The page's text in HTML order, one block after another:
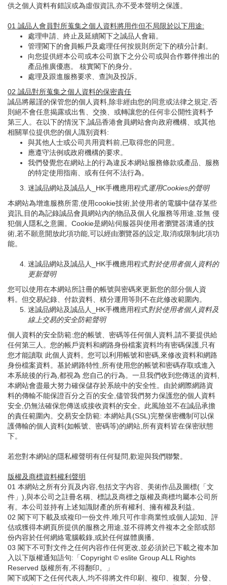
供之個人資料有錯誤或為虛假資訊,亦不受本聲明之保護。
01 誠品人會員對所蒐集之個人資料將用作但不局限於以下用途:
處理申請、終止及延續閣下之誠品人會籍。
管理閣下的會員帳戶及處理任何按規則所定下的積分計劃。
向您提供經本公司或本公司旗下之分公司或與合作夥伴推出的
產品推廣優惠。 核實閣下的身分。
處理及跟進服務要求、查詢及投訴。
02 誠品對所蒐集之個人資料的保密責任
誠品將嚴謹的保管您的個人資料,除非經由您的同意或法律之規定,否
則絕不會任意揭露或出售、交換、或轉讓您的任何非公開性資料予
第三人。在以下的情況下,誠品香港會員網站會向政府機構、或其他
相關單位提供您的個人識別資料:
與其他人士或公司共用資料前,已取得您的同意。
應遵守法例或政府機構的要求。
我們發覺您在網站上的行為違反本網站服務條款或產品、服務
的特定使用指南、或有任何不法行為。
迷誠品網站及誠品人_HK手機應用程式運用Cookies的聲明
本網站為增進服務所需,使用cookie技術,於使用者的電腦中儲存某些
資訊,目的為記錄誠品會員網站內的物品及個人化服務等用途,並無 侵
犯個人隱私之意圖。Cookie是網站伺服器與使用者瀏覽器溝通的技
術,若不願意開放此項功能,可以經由瀏覽器的設定,取消或限制此項功
能。
迷誠品網站及誠品人_HK手機應用程式對於使用者個人資料的
更新聲明
您可以使用在本網站所註冊的帳號與密碼來更新您的部分個人資
料。但交易紀錄、付款資料、積分運用等則不在此修改範圍內。
迷誠品網站及誠品人_HK手機應用程式對於使用者個人資料及
線上交易的安全防範聲明
個人資料的安全防範:您的帳號、密碼等任何個人資料,請不要提供給
任何第三人。您的帳戶資料和網路身份檔案資料均有密碼保護,只有
您才能讀取 此個人資料。您可以利用帳號和密碼,來修改資料和網路
身份檔案資料。基於網路特性,所有使用您的帳號和密碼存取或進入
本系統後的行為,都視為 您自己的行為。一旦我們收到您傳送的資料,
本網站會盡最大努力確保儲存於系統中的安全性。由於網際網路資
料的傳輸不能保證百分之百的安全,儘管我們努力保護您的個人資料
安全,仍無法確保您傳送或接收資料的安全。此風險並不在誠品承擔
的責任範圍內。交易安全防範: 本網站具(SSL)完整保密機制可以保
護傳輸的個人資料(如帳號、密碼等)的網站,所有資料皆在保密狀態
下。
若您對本網站的隱私權聲明有任何疑問,歡迎與我們聯繫。
版權及商標資料權利聲明
01 本網站之所有分頁及内容,包括文字内容、美術作品及圖標(「文
件」),與本公司之註冊名稱、標誌及商標之版權及商標均屬本公司所
有。本公司並持有上述知識財產的所有權利、擁有權及利益。
02 閣下可下載及或複印一份文件,唯只可作非商業性或個人認知、評
估或獲得本網頁所提供的服務之用途,並不得將文件複本之全部或部
份内容於任何網絡電腦載錄,或於任何媒體廣播。
03 閣下不可對文件之任何内容作任何更改,並必須於已下載之複本加
入以下版權通知語句:「Copyright © eslite Group ALL Rights
Reserved 版權所有,不得翻印。」
閣下或閣下之任何代表人,均不得將文件印刷、複印、複製、分發、